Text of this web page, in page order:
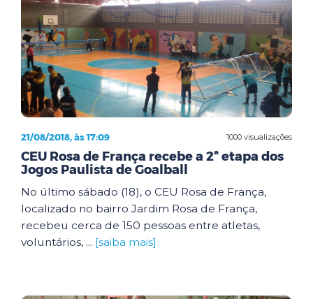
1000 visualizações
21/08/2018, às 17:09
CEU Rosa de França recebe a 2ª etapa dos
Jogos Paulista de Goalball
No último sábado (18), o CEU Rosa de França,
localizado no bairro Jardim Rosa de França,
recebeu cerca de 150 pessoas entre atletas,
voluntários, ... [saiba mais]